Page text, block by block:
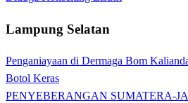
Lampung Selatan
Penganiayaan di Dermaga Bom
Botol Keras
PENYEBERANGAN SUMATERA-